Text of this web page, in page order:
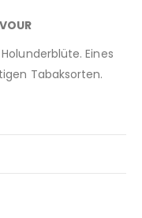
Eines
Tabaksorten.